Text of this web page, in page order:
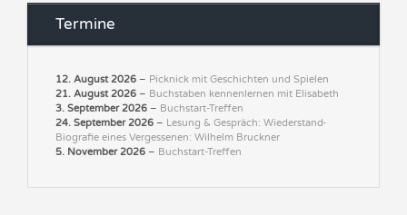
Termine
12. August 2026 – Picknick mit Geschichten und Spielen
21. August 2026 – Buchstaben kennenlernen mit Elisabeth
3. September 2026 – Buchstart-Treffen
24. September 2026 – Lesung & Gespräch: Wiederstand-
Biografie eines Vergessenen: Wilhelm Bruckner
5. November 2026 – Buchstart-Treffen